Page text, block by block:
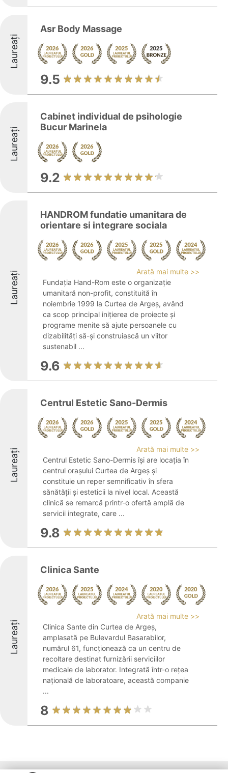
Laureați
Asr Body Massage
9.5
Laureați
Cabinet individual de psihologie
Bucur Marinela
9.2
Laureați
HANDROM fundatie umanitara de
orientare si integrare sociala
Arată mai multe >>
Fundația Hand-Rom este o organizație
umanitară non-profit, constituită în
noiembrie 1999 la Curtea de Argeș, având
ca scop principal inițierea de proiecte și
programe menite să ajute persoanele cu
dizabilități să-și construiască un viitor
sustenabil ...
9.6
Laureați
Centrul Estetic Sano-Dermis
Arată mai multe >>
Centrul Estetic Sano-Dermis își are locația în
centrul orașului Curtea de Argeș și
constituie un reper semnificativ în sfera
sănătății și esteticii la nivel local. Această
clinică se remarcă printr-o ofertă amplă de
servicii integrate, care ...
9.8
Laureați
Clinica Sante
Arată mai multe >>
Clinica Sante din Curtea de Argeș,
amplasată pe Bulevardul Basarabilor,
numărul 61, funcționează ca un centru de
recoltare destinat furnizării serviciilor
medicale de laborator. Integrată într-o rețea
națională de laboratoare, această companie
...
8